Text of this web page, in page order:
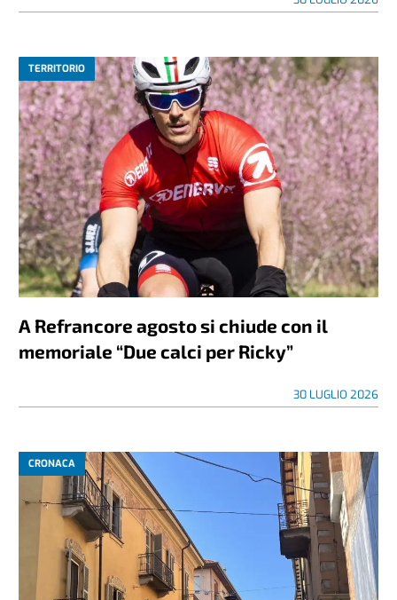
TERRITORIO
A Refrancore agosto si chiude con il
memoriale “Due calci per Ricky”
30 LUGLIO 2026
CRONACA